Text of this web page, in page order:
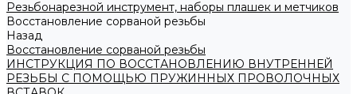
Резьбонарезной инструмент, наборы плашек и метчиков
Восстановление сорваной резьбы
Назад
Восстановление сорваной резьбы
ИНСТРУКЦИЯ ПО ВОССТАНОВЛЕНИЮ ВНУТРЕННЕЙ
РЕЗЬБЫ С ПОМОЩЬЮ ПРУЖИННЫХ ПРОВОЛОЧНЫХ